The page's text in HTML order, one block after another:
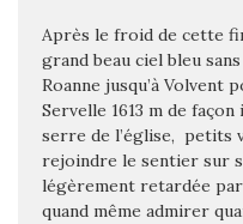
Après le froid de cette
grand beau ciel bleu
Roanne jusqu’à Volvent
Servelle 1613 m de
serre de l’église, petits
rejoindre le sentier sur
légèrement retardée
quand même admirer